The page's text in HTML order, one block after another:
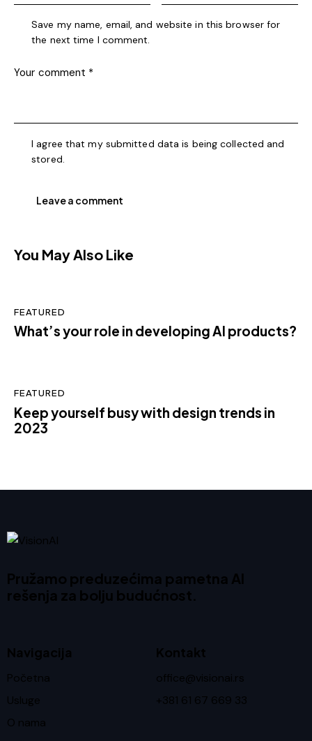
Save my name, email, and website in this browser for
the next time I comment.
I agree that my submitted data is being collected and
stored.
You May Also Like
FEATURED
What’s your role in developing AI products?
FEATURED
Keep yourself busy with design trends in
2023
Pružamo preduzećima pametna AI
rešenja za bolju budućnost.
Navigacija
Početna
Usluge
O nama
Kontakt
office@visionai.rs
+381 61 67 669 33